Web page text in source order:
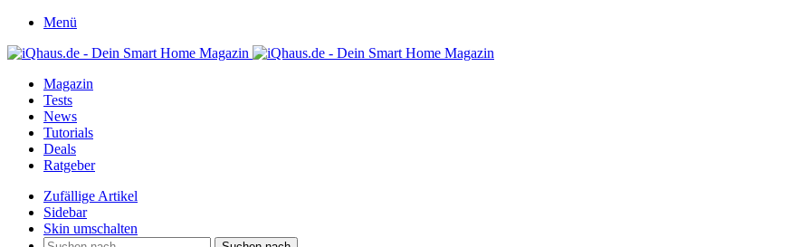
Menü
Magazin
Tests
News
Tutorials
Deals
Ratgeber
Zufällige Artikel
Sidebar
Skin umschalten